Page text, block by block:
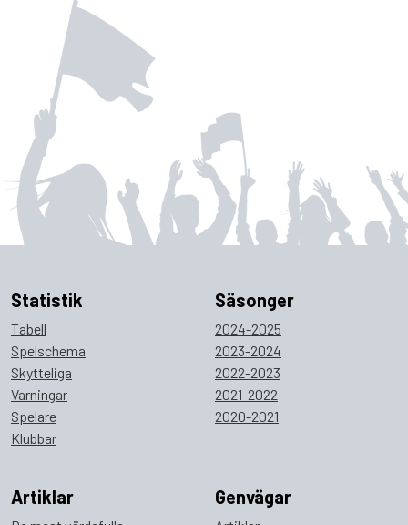
Statistik
Tabell
Spelschema
Skytteliga
Varningar
Spelare
Klubbar
Säsonger
2024-2025
2023-2024
2022-2023
2021-2022
2020-2021
Artiklar Genvägar